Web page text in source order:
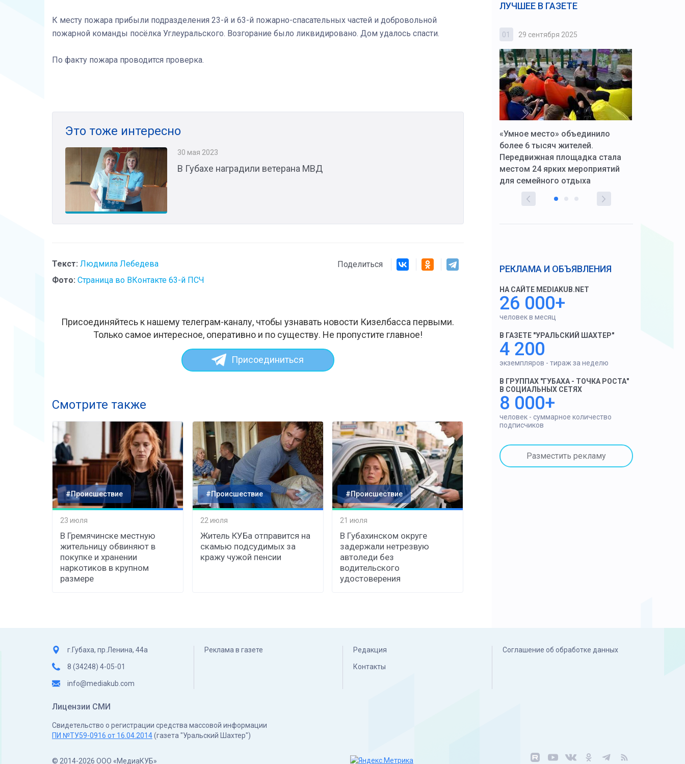
К месту пожара прибыли подразделения 23-й и 63-й пожарно-спасательных частей и добровольной
пожарной команды посёлка Углеуральского. Возгорание было ликвидировано. Дом удалось спасти.
По факту пожара проводится проверка.
Это тоже интересно
30 мая 2023
В Губахе наградили ветерана МВД
Текст: Людмила Лебедева
Фото: Страница во ВКонтакте 63-й ПСЧ
Поделиться
Присоединяйтесь к нашему телеграм-каналу, чтобы узнавать новости Кизелбасса первыми.
Только самое интересное, оперативно и по существу. Не пропустите главное!
Присоединиться
Смотрите также
#Происшествие
23 июля
В Гремячинске местную
жительницу обвиняют в
покупке и хранении
наркотиков в крупном
размере
#Происшествие
22 июля
Житель КУБа отправится на
скамью подсудимых за
кражу чужой пенсии
#Происшествие
21 июля
В Губахинском округе
задержали нетрезвую
автоледи без
водительского
удостоверения
ЛУЧШЕЕ В ГАЗЕТЕ
03 4 октября 2025 01 29 сентября 2025
«Умное место» объединило
более 6 тысяч жителей.
Передвижная площадка стала
местом 24 ярких мероприятий
для семейного отдыха
РЕКЛАМА И ОБЪЯВЛЕНИЯ
НА САЙТЕ MEDIAKUB.NET
26 000+
человек в месяц
В ГАЗЕТЕ "УРАЛЬСКИЙ ШАХТЕР"
4 200
экземпляров - тираж за неделю
В ГРУППАХ "ГУБАХА - ТОЧКА РОСТА"
В СОЦИАЛЬНЫХ СЕТЯХ
8 000+
человек - суммарное количество
подписчиков
Разместить рекламу
г.Губаха, пр.Ленина, 44а
8 (34248) 4-05-01
info@mediakub.com
Реклама в газете Редакция
Контакты
Соглашение об обработке данных
Лицензии СМИ
Свидетельство о регистрации средства массовой информации
ПИ №ТУ59-0916 от 16.04.2014(газета "Уральский Шахтер")
© 2014-2026 ООО «МедиаКУБ»